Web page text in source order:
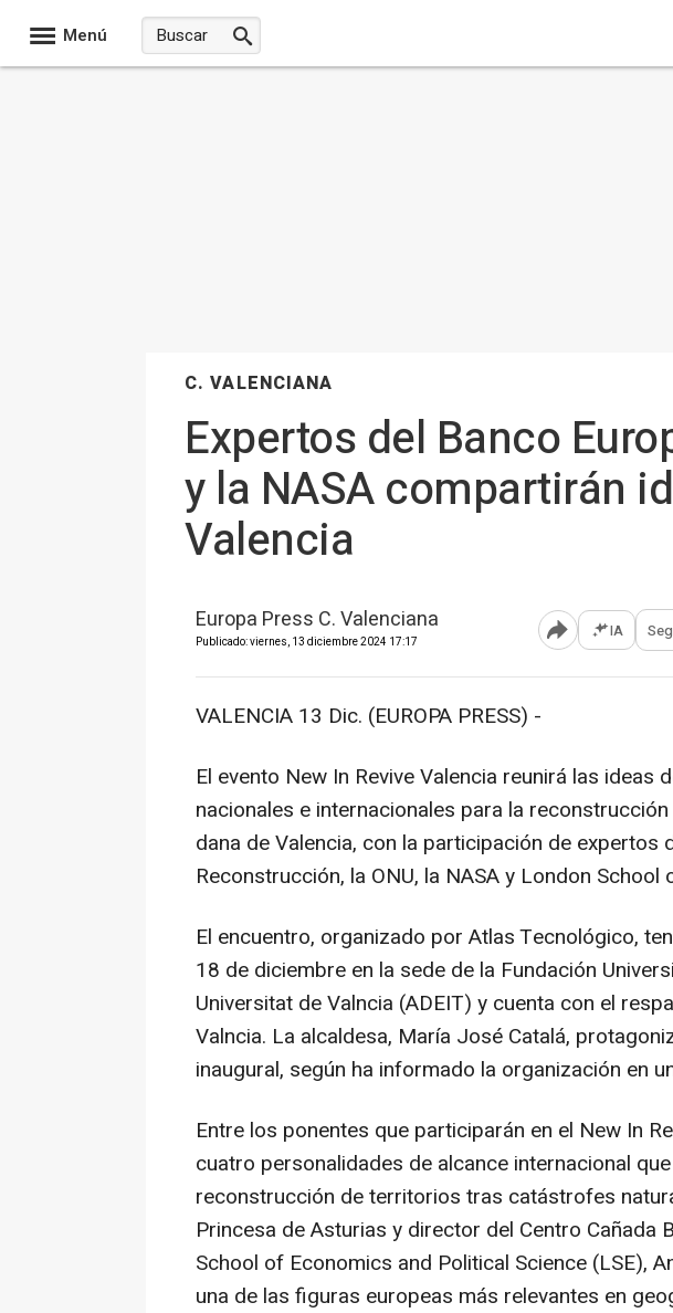
Menú
C. VALENCIANA
Expertos del Banco
y la NASA compartirán
Valencia
Europa Press C. Valenciana
Publicado: viernes, 13 diciembre 2024 17:17 Abrir opciones
IA
VALENCIA 13 Dic. (EUROPA PRESS) -
El evento New In Revive Valencia reunirá las ideas
nacionales e internacionales para la
dana de Valencia, con la participación de expertos
Reconstrucción, la ONU, la NASA y London School
El encuentro, organizado por Atlas Tecnológico,
18 de diciembre en la sede de la Fundación
Universitat de Valncia (ADEIT) y cuenta con el
Valncia. La alcaldesa, María José Catalá,
inaugural, según ha informado la organización en
Entre los ponentes que participarán en el New In
cuatro personalidades de alcance internacional
reconstrucción de territorios tras catástrofes
Princesa de Asturias y director del Centro Cañada
School of Economics and Political Science (LSE),
una de las figuras europeas más relevantes en